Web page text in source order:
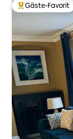
Beliebter Gäste-
Gäste-Favorit